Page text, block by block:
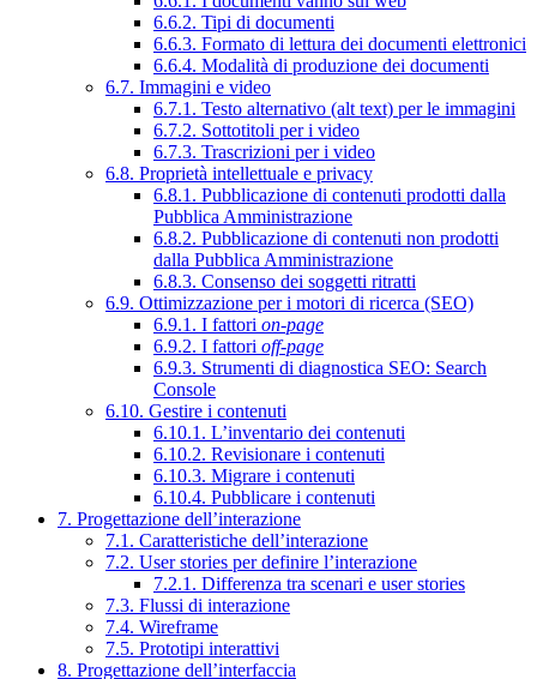
6.6.2. Tipi di documenti
6.6.3. Formato di lettura dei documenti elettronici
6.6.4. Modalità di produzione dei documenti
6.7. Immagini e video
6.7.1. Testo alternativo (alt text) per le immagini
6.7.2. Sottotitoli per i video
6.7.3. Trascrizioni per i video
6.8. Proprietà intellettuale e privacy
6.8.1. Pubblicazione di contenuti prodotti dalla
Pubblica Amministrazione
6.8.2. Pubblicazione di contenuti non prodotti
dalla Pubblica Amministrazione
6.8.3. Consenso dei soggetti ritratti
6.9. Ottimizzazione per i motori di ricerca (SEO)
6.9.1. I fattori on-page
6.9.2. I fattori off-page
6.9.3. Strumenti di diagnostica SEO: Search
Console
6.10. Gestire i contenuti
6.10.1. L’inventario dei contenuti
6.10.2. Revisionare i contenuti
6.10.3. Migrare i contenuti
6.10.4. Pubblicare i contenuti
7. Progettazione dell’interazione
7.1. Caratteristiche dell’interazione
7.2. User stories per definire l’interazione
7.2.1. Differenza tra scenari e user stories
7.3. Flussi di interazione
7.4. Wireframe
7.5. Prototipi interattivi
8. Progettazione dell’interfaccia